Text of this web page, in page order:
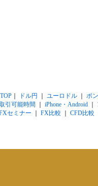
｜ ドル円 ユーロドル｜ ポ
引可能時間 iPhone・Android
セミナー FX比較 CFD比較